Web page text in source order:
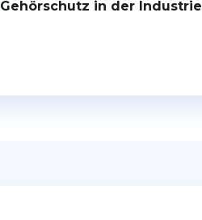
Gehörschutz in der Industrie